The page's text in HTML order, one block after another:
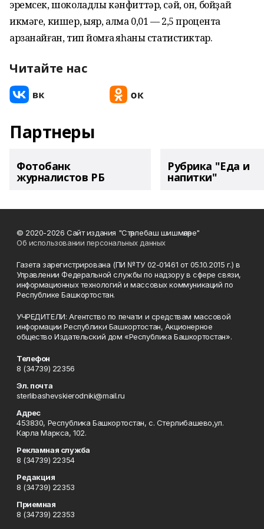
эремсек, шоколадлы кәнфиттәр, сәй, он, бойҙай
икмәге, кишер, ҡыяр, алма 0,01 — 2,5 процентҡа
арзанайған, тип йомғаҡ яһаны статистиктар.
Читайте нас
Партнеры
Фотобанк
журналистов РБ
Рубрика "Еда и
напитки"
© 2020-2026 Сайт издания "Стәрлебаш шишмәләре"
Об использовании персональных данных
Газета зарегистрирована (ПИ №ТУ 02-01461 от 05.10.2015 г.) в
Управлении Федеральной службы по надзору в сфере связи,
информационных технологий и массовых коммуникаций по
Республике Башкортостан.
УЧРЕДИТЕЛИ: Агентство по печати и средствам массовой
информации Республики Башкортостан, Акционерное
общество Издательский дом «Республика Башкортостан».
Телефон
8 (34739) 22356
Эл. почта
sterlibashevskierodniki@mail.ru
Адрес
453830, Республика Башкортостан, c. Стерлибашево,ул.
Карла Маркса, 102.
Рекламная служба
8 (34739) 22354
Редакция
8 (34739) 22353
Приемная
8 (34739) 22353